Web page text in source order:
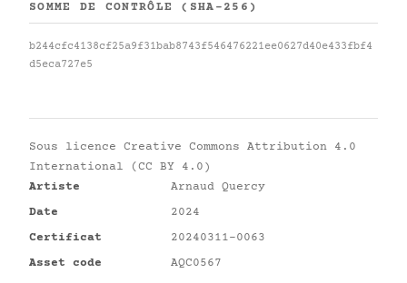
SOMME DE CONTRÔLE (SHA-256)
b244cfc4138cf25a9f31bab8743f546476221ee0627d40e433fbf4
d5eca727e5
Sous licence Creative Commons Attribution 4.0
International (CC BY 4.0)
Artiste
Arnaud Quercy
Date
2024
Certificat
20240311-0063
Asset code
AQC0567